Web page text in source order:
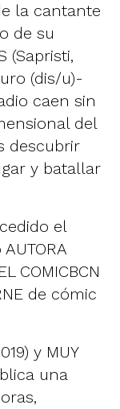
la cantante
de su
(Sapristi,
(dis/u)-
caen sin
del
descubrir
y batallar
el
COMICBCN
de cómic
y MUY
una